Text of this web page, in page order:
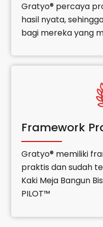
Gratyo® percaya
hasil nyata,
bagi mereka yang
Framework
Gratyo® memiliki
praktis dan sudah
Kaki Meja Bangun
PILOT™